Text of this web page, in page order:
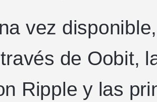
vez
de Oobit,
Ripple y las